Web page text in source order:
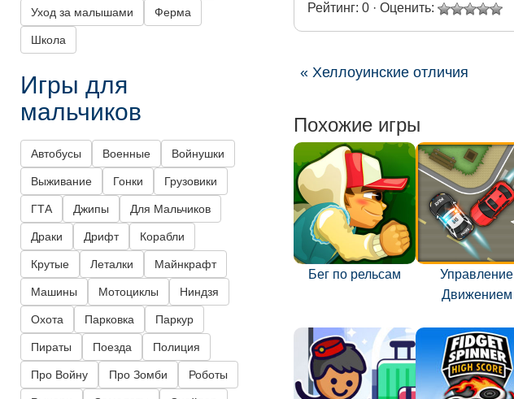
Рейтинг: 0 · Оценить:
« Хеллоуинские отличия
Похожие игры
Бег по рельсам
Управление
Движением
Уход за малышами Ферма
Школа
Игры для
мальчиков
Автобусы Военные Войнушки
Выживание Гонки Грузовики
ГТА Джипы Для Мальчиков
Драки Дрифт Корабли
Крутые Леталки Майнкрафт
Машины Мотоциклы Ниндзя
Охота Парковка Паркур
Пираты Поезда Полиция
Про Войну Про Зомби Роботы